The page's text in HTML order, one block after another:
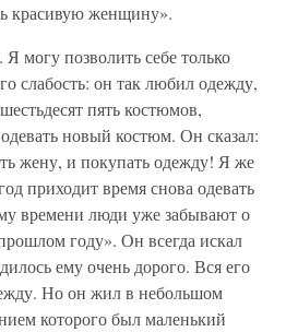
красивую женщину».
могу позволить себе только
слабость: он так любил одежду,
пять костюмов,
новый костюм. Он сказал:
жену, и покупать одежду! Я же
приходит время снова одевать
времени люди уже забывают о
году». Он всегда искал
ему очень дорого. Вся его
Но он жил в небольшом
которого был маленький